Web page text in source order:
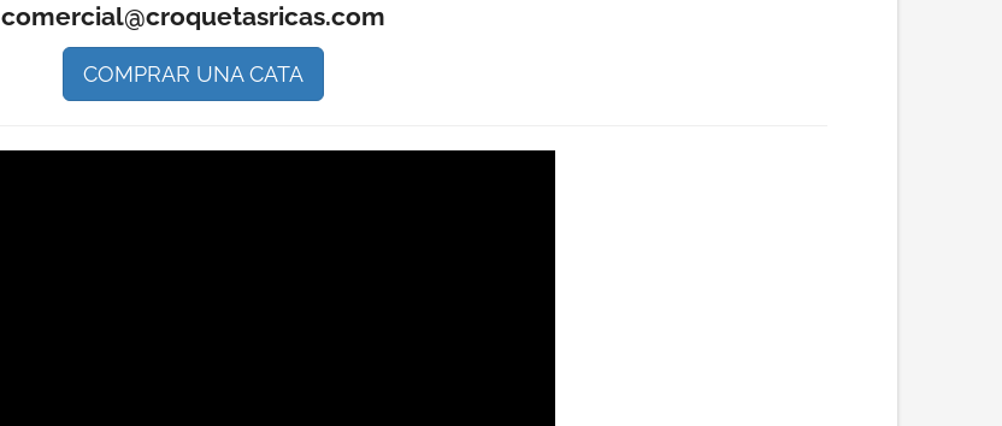
comercial@croquetasricas.com
COMPRAR UNA CATA